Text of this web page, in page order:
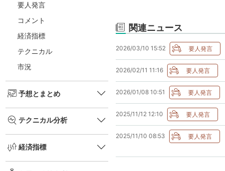
要人発言
コメント
経済指標
テクニカル
市況
予想とまとめ
テクニカル分析
経済指標
関連ニュース
2026/03/10 15:52
2026/02/11 11:16
2026/01/08 10:51
2025/11/12 12:10
2025/11/10 08:53